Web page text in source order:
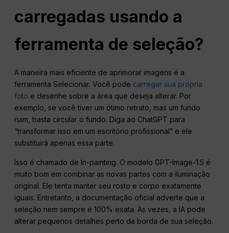
carregadas usando a
ferramenta de seleção?
A maneira mais eficiente de aprimorar imagens é a
ferramenta Selecionar. Você pode carregar sua própria
foto e desenhe sobre a área que deseja alterar. Por
exemplo, se você tiver um ótimo retrato, mas um fundo
ruim, basta circular o fundo. Diga ao ChatGPT para
“transformar isso em um escritório profissional” e ele
substituirá apenas essa parte.
Isso é chamado de In-painting. O modelo GPT-Image-1.5 é
muito bom em combinar as novas partes com a iluminação
original. Ele tenta manter seu rosto e corpo exatamente
iguais. Entretanto, a documentação oficial adverte que a
seleção nem sempre é 100% exata. Às vezes, a IA pode
alterar pequenos detalhes perto da borda de sua seleção.